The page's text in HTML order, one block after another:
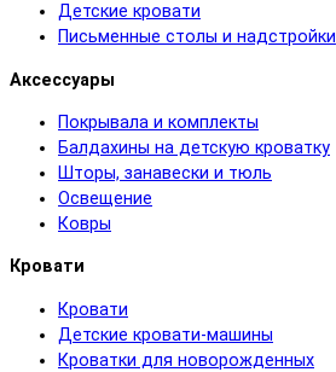
Детские кровати
Письменные столы и надстройки
Аксессуары
Покрывала и комплекты
Балдахины на детскую кроватку
Шторы, занавески и тюль
Освещение
Ковры
Кровати
Кровати
Детские кровати-машины
Кроватки для новорожденных